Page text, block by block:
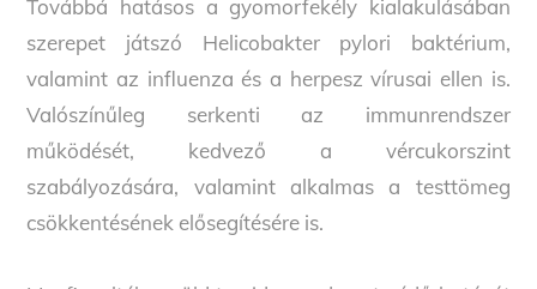
Továbbá hatásos a gyomorfekély kialakulásában
szerepet játszó Helicobakter pylori baktérium,
valamint az influenza és a herpesz vírusai ellen is.
Valószínűleg serkenti az immunrendszer
működését, kedvező a vércukorszint
szabályozására, valamint alkalmas a testtömeg
csökkentésének elősegítésére is.